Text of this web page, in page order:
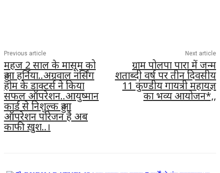
Previous article
महज 2 साल के मासूम को
हुआ हर्निया..अग्रवाल नर्सिंग
होम के डाक्टर्स ने किया
सफल ऑपरेशन..आयुष्मान
कार्ड से निशुल्क हुआ
ऑपरेशन परिजन है अब
काफी ख़ुश..।
Next article
ग्राम पोलपा पारा में जन्म
शताब्दी वर्ष पर तीन दिवसीय
11 कुंण्डीय गायत्री महायज्ञ
का भव्य आयोजन*,,